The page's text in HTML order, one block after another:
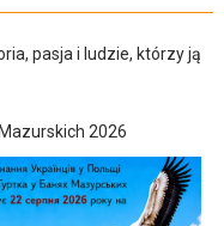
pasja i ludzie, którzy ją
2026